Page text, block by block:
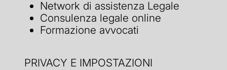
Network di assistenza Legale
Consulenza legale online
Formazione avvocati
PRIVACY E IMPOSTAZIONI